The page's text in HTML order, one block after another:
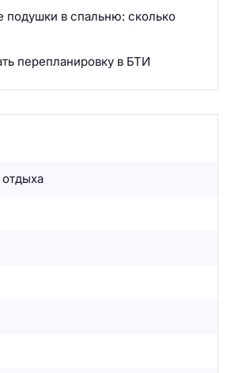
подушки в спальню: сколько
перепланировку в БТИ
отдыха